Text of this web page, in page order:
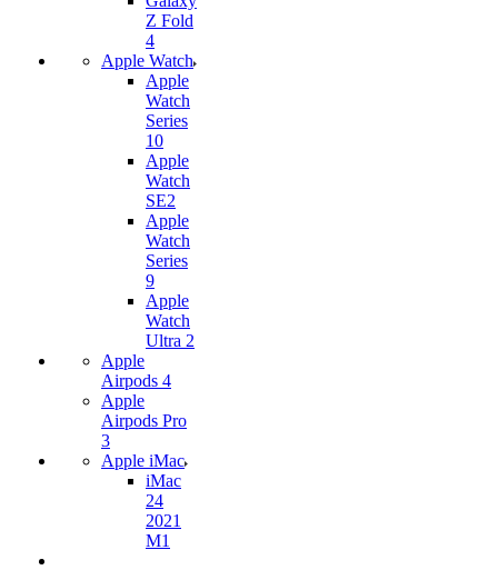
Z Fold
4
Apple Watch
Apple
Watch
Series
10
Apple
Watch
SE2
Apple
Watch
Series
9
Apple
Watch
Ultra 2
Apple
Airpods 4
Apple
Airpods Pro
3
Apple iMac
iMac
24
2021
M1